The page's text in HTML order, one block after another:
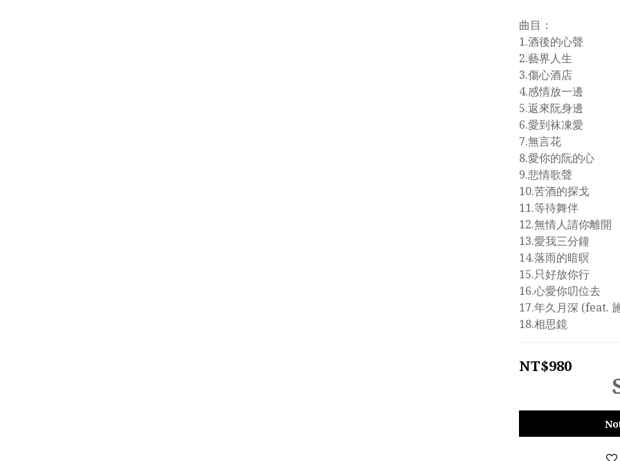
曲目：
1.酒後的心聲
2.藝界人生
3.傷心酒店
4.感情放一邊
5.返來阮身邊
6.愛到袜凍愛
7.無言花
8.愛你的阮的心
10.苦酒的探戈
11.等待舞伴
12.無情人請你離開
13.愛我三分鐘
14.落雨的暗暝
15.只好放你行
16.心愛你叨位去
17.年久月深 (feat.
18.相思鏡
NT$980